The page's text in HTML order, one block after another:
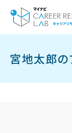
宮地太郎の